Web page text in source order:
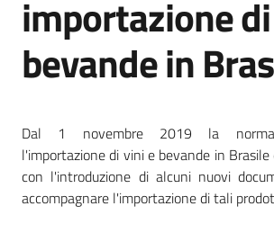
Impresa
Promuovere
e
Territorio
importazione
bevande in
Dal 1 novembre 2019 la
l'importazione di vini e bevande in
con l'introduzione di alcuni nuovi
accompagnare l'importazione di tali